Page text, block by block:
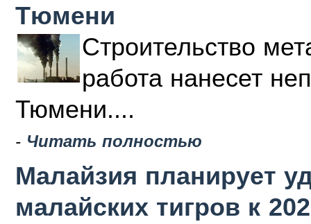
Тюмени
Строительство
работа нанесет
Тюмени....
- Читать полностью
Малайзия планирует
малайских тигров к